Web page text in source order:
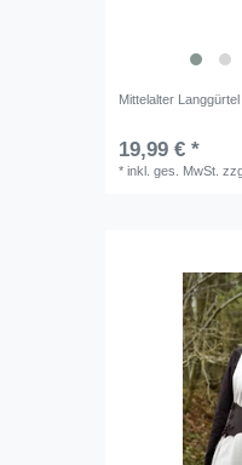
Mittelalter
19,99 € *
*inkl. ges. MwSt.